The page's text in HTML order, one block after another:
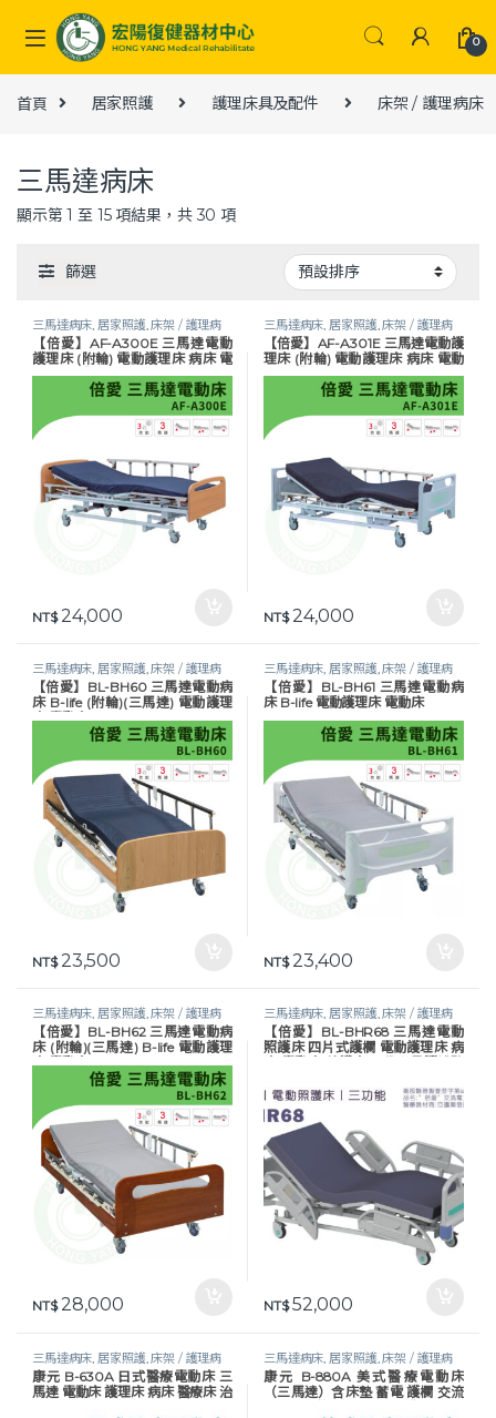
Skip to navigation
Skip to content
0
首頁 居家照護 護理床具及配件 床架 / 護理病床
三馬達病床
顯示第 1 至 15 項結果，共 30 項
篩選
三馬達病床 居家照護,床架 / 護理病
床,護理床具及配件,長照專區,預防褥
瘡
【倍愛】AF-A300E 三馬達電動
護理床 (附輪) 電動護理床 病床 電
動床 養護床 可代辦長照補助款申
NT$24,000
三馬達病床 居家照護,床架 / 護理病
床,護理床具及配件,長照專區,預防褥
瘡
【倍愛】AF-A301E 三馬達電動護
理床 (附輪) 電動護理床 病床 電動
床 養護床 可代辦長照補助款申請
NT$24,000
三馬達病床, 居家照護,床架 / 護理病
床,護理床具及配件,長照專區,預防褥
瘡
【倍愛】BL-BH60 三馬達電動病
床 B-life (附輪)(三馬達) 電動護理
床 電動床
NT$23,500
三馬達病床, 居家照護,床架 / 護理病
床,護理床具及配件,長照專區,預防褥
瘡
【倍愛】BL-BH61 三馬達電動病
床 B-life 電動護理床 電動床
NT$23,400
三馬達病床, 居家照護,床架 / 護理病
床,護理床具及配件,長照專區,預防褥
瘡
【倍愛】BL-BH62 三馬達電動病
床 (附輪)(三馬達) B-life 電動護理
床 電動床
NT$28,000
三馬達病床, 居家照護,床架 / 護理病
床,護理床具及配件,長照專區,預防褥
瘡
【倍愛】BL-BHR68 三馬達電動
照護床 四片式護欄 電動護理床 病
NT$52,000
三馬達病床 居家照護,床架 / 護理病
床,護理床具及配件,長照專區,預防褥
瘡
康元 B-630A 日式醫療電動床 三
馬達 電動床 護理床 病床 醫療床 治
三馬達病床 居家照護,床架 / 護理病
床,護理床具及配件,長照專區 ,預防褥
瘡
康元 B-880A 美式醫療電動床
（三馬達）含床墊 蓄電 護欄 交流